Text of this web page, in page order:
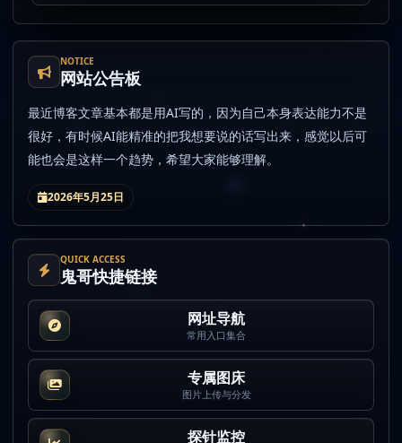
NOTICE
网站公告板
最近博客文章基本都是用AI写的，因为自己本身表达能力不是
很好，有时候AI能精准的把我想要说的话写出来，感觉以后可
能也会是这样一个趋势，希望大家能够理解。
2026年5月25日
QUICK ACCESS
鬼哥快捷链接
网址导航
常用入口集合
专属图床
图片上传与分发
探针监控